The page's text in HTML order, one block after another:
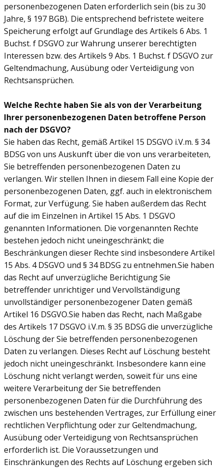
personenbezogenen Daten erforderlich sein (bis zu 30
Jahre, § 197 BGB). Die entsprechend befristete weitere
Speicherung erfolgt auf Grundlage des Artikels 6 Abs. 1
Buchst. f DSGVO zur Wahrung unserer berechtigten
Interessen bzw. des Artikels 9 Abs. 1 Buchst. f DSGVO zur
Geltendmachung, Ausübung oder Verteidigung von
Rechtsansprüchen.
Welche Rechte haben Sie als von der Verarbeitung
Ihrer personenbezogenen Daten betroffene Person
nach der DSGVO?
Sie haben das Recht, gemäß Artikel 15 DSGVO i.V.m. § 34
BDSG von uns Auskunft über die von uns verarbeiteten,
Sie betreffenden personenbezogenen Daten zu
verlangen. Wir stellen Ihnen in diesem Fall eine Kopie der
personenbezogenen Daten, ggf. auch in elektronischem
Format, zur Verfügung. Sie haben außerdem das Recht
auf die im Einzelnen in Artikel 15 Abs. 1 DSGVO
genannten Informationen. Die vorgenannten Rechte
bestehen jedoch nicht uneingeschränkt; die
Beschränkungen dieser Rechte sind insbesondere Artikel
15 Abs. 4 DSGVO und § 34 BDSG zu entnehmen.Sie haben
das Recht auf unverzügliche Berichtigung Sie
betreffender unrichtiger und Vervollständigung
unvollständiger personenbezogener Daten gemäß
Artikel 16 DSGVO.Sie haben das Recht, nach Maßgabe
des Artikels 17 DSGVO i.V.m. § 35 BDSG die unverzügliche
Löschung der Sie betreffenden personenbezogenen
Daten zu verlangen. Dieses Recht auf Löschung besteht
jedoch nicht uneingeschränkt. Insbesondere kann eine
Löschung nicht verlangt werden, soweit für uns eine
weitere Verarbeitung der Sie betreffenden
personenbezogenen Daten für die Durchführung des
zwischen uns bestehenden Vertrages, zur Erfüllung einer
rechtlichen Verpflichtung oder zur Geltendmachung,
Ausübung oder Verteidigung von Rechtsansprüchen
erforderlich ist. Die Voraussetzungen und
Einschränkungen des Rechts auf Löschung ergeben sich